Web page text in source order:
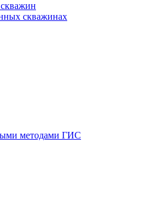
скважинах
методами ГИС